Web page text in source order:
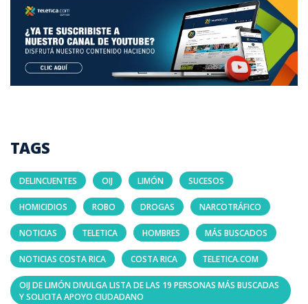
TAGS
DELINCUENTES OIJ LIMÓN SUCESOS
HOMICIDIOS ROBO DROGAS NARCOTRÁFICO
NOTICIAS TELETICA HOMBRES MÁS BUSCADOS
NOTICIAS COSTA RICA COSTA RICA TELETICA.COM
OIJ DE LIMÓN DIVULGA LISTA DE LAS 19 PERSONAS MÁS BUSCADAS
Y SOLICITA APOYO CIUDADANO